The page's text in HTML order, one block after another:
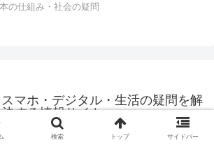
の仕組み・社会の疑問
マホ・デジタル・生活の疑問を解
決する情報サイト
マホ・デジタル・生活の疑問を解決する情報
検索 トップ サイドバー